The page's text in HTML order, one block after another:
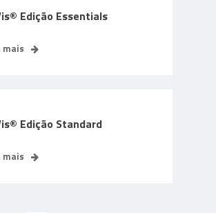
Edição Essentials
mais
Edição Standard
mais